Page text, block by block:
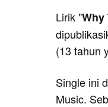
Lirik "Why
(13 tahun
Single ini
Music.